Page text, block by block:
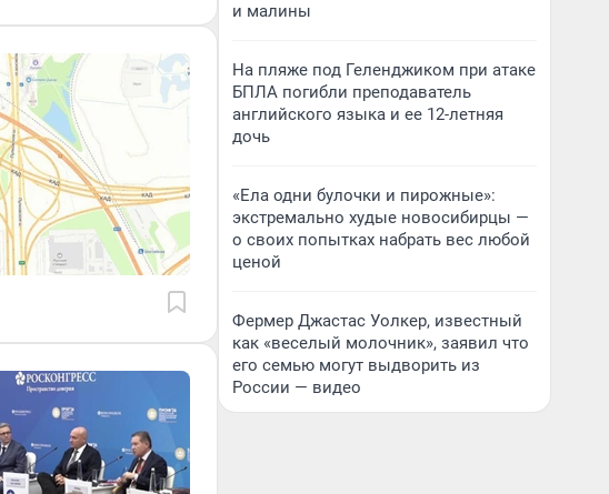
и малины
На пляже под Геленджиком при атаке
БПЛА погибли преподаватель
английского языка и ее 12-летняя
дочь
«Ела одни булочки и пирожные»:
экстремально худые новосибирцы —
о своих попытках набрать вес любой
ценой
Фермер Джастас Уолкер, известный
как «веселый молочник», заявил что
его семью могут выдворить из
России — видео